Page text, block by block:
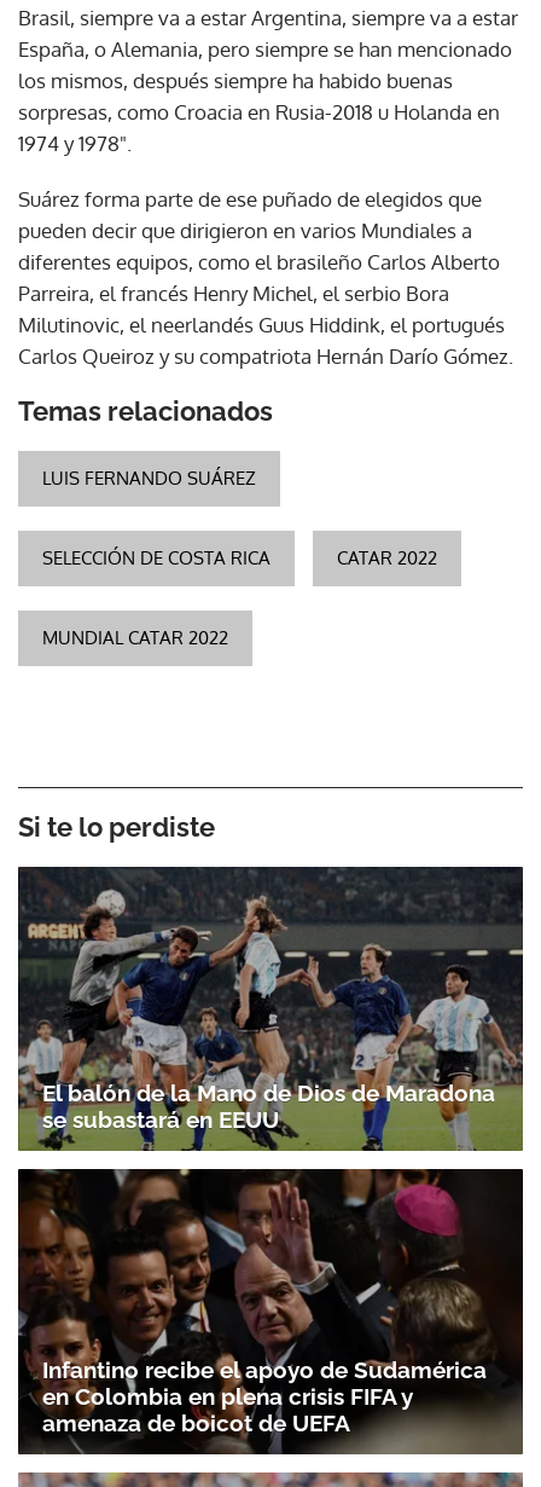
Brasil, siempre va a estar Argentina, siempre va a estar
España, o Alemania, pero siempre se han mencionado
los mismos, después siempre ha habido buenas
sorpresas, como Croacia en Rusia-2018 u Holanda en
1974 y 1978".
Suárez forma parte de ese puñado de elegidos que
pueden decir que dirigieron en varios Mundiales a
diferentes equipos, como el brasileño Carlos Alberto
Parreira, el francés Henry Michel, el serbio Bora
Milutinovic, el neerlandés Guus Hiddink, el portugués
Carlos Queiroz y su compatriota Hernán Darío Gómez.
Temas relacionados
LUIS FERNANDO SUÁREZ
SELECCIÓN DE COSTA RICA CATAR 2022
MUNDIAL CATAR 2022
Si te lo perdiste
El balón de la Mano de Dios de Maradona
se subastará en EEUU
Infantino recibe el apoyo de Sudamérica
en Colombia en plena crisis FIFA y
amenaza de boicot de UEFA